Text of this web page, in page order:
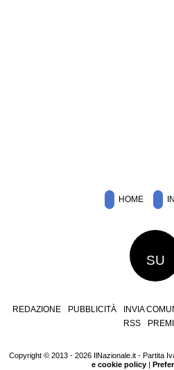
HOME
SU
REDAZIONE PUBBLICITÀ INVIA
RSS
Copyright © 2013 - 2026 IlNazionale.it - Partita
e cookie policy|